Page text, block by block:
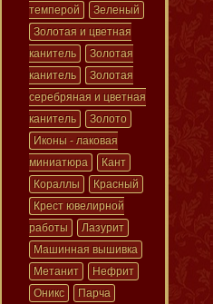
темперой
Зеленый
Золотая и цветная
канитель
Золотая
канитель
Золотая
серебряная и цветная
канитель
Золото
Иконы - лаковая
миниатюра
Кант
Кораллы
Красный
Крест ювелирной
работы
Лазурит
Машинная вышивка
Метанит
Нефрит
Оникс
Парча